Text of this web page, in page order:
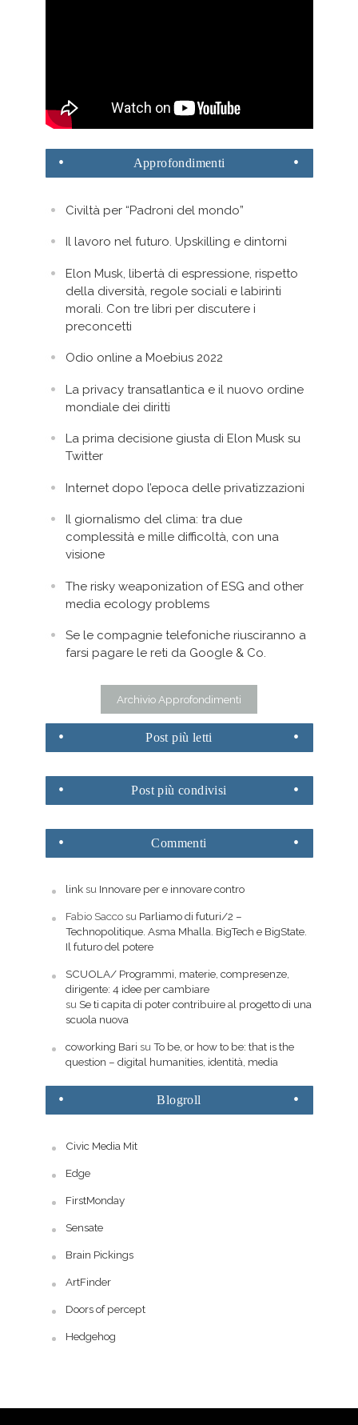
Approfondimenti
Civiltà per “Padroni del mondo”
Il lavoro nel futuro. Upskilling e dintorni
Elon Musk, libertà di espressione, rispetto
della diversità, regole sociali e labirinti
morali. Con tre libri per discutere i
preconcetti
Odio online a Moebius 2022
La privacy transatlantica e il nuovo ordine
mondiale dei diritti
La prima decisione giusta di Elon Musk su
Twitter
Internet dopo l’epoca delle privatizzazioni
Il giornalismo del clima: tra due
complessità e mille difficoltà, con una
visione
The risky weaponization of ESG and other
media ecology problems
Se le compagnie telefoniche riusciranno a
farsi pagare le reti da Google & Co.
Archivio Approfondimenti
Post più letti
Post più condivisi
Commenti
linksu Innovare per e innovare contro
Fabio Saccosu Parliamo di futuri/2 –
Technopolitique. Asma Mhalla. BigTech e BigState.
Il futuro del potere
SCUOLA/ Programmi, materie, compresenze,
dirigente: 4 idee per cambiare
su Se ti capita di poter contribuire al progetto di una
scuola nuova
coworking Bari su To be, or how to be: that is the
question – digital humanities, identità, media
Blogroll
Civic Media Mit
Edge
FirstMonday
Sensate
Brain Pickings
ArtFinder
Doors of percept
Hedgehog